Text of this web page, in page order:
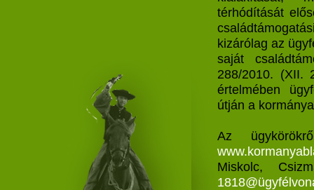
térhódítását
kizárólag az
saját
288/2010. (XII.
értelmében
útján a
Az
Miskolc,